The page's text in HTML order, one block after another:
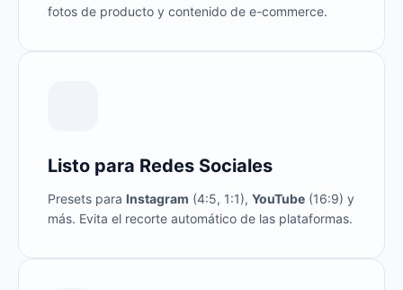
fotos de producto y contenido de e-commerce.
Listo para Redes Sociales
Presets para Instagram (4:5, 1:1), YouTube (16:9) y
más. Evita el recorte automático de las plataformas.